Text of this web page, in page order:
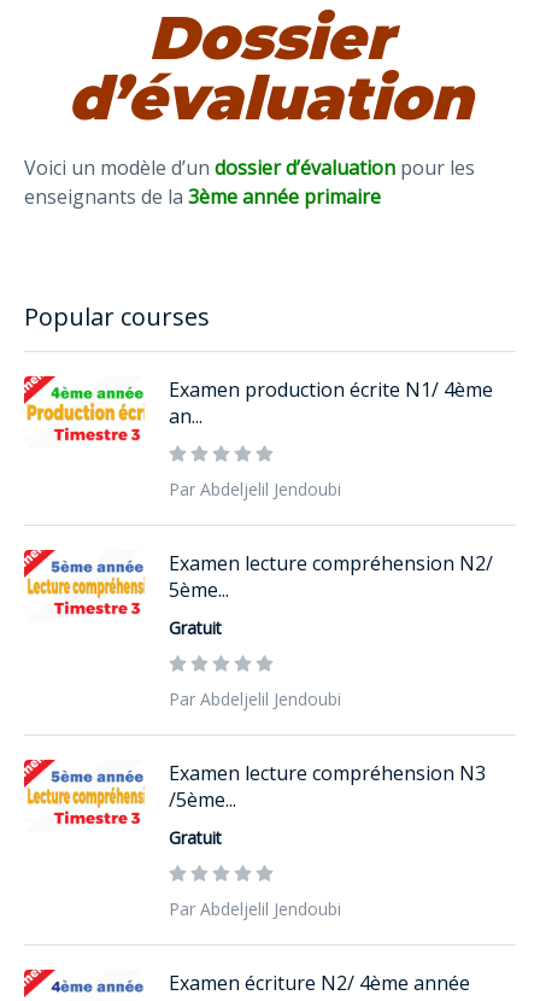
Dossier
d’évaluation
Voici un modèle d’un dossier d’évaluation pour les
enseignants de la 3ème année primaire
Popular courses
Examen production écrite N1/ 4ème
an...
Par Abdeljelil Jendoubi
Examen lecture compréhension N2/
5ème...
Gratuit
Par Abdeljelil Jendoubi
Examen lecture compréhension N3
/5ème...
Gratuit
Par Abdeljelil Jendoubi
Examen écriture N2/ 4ème année